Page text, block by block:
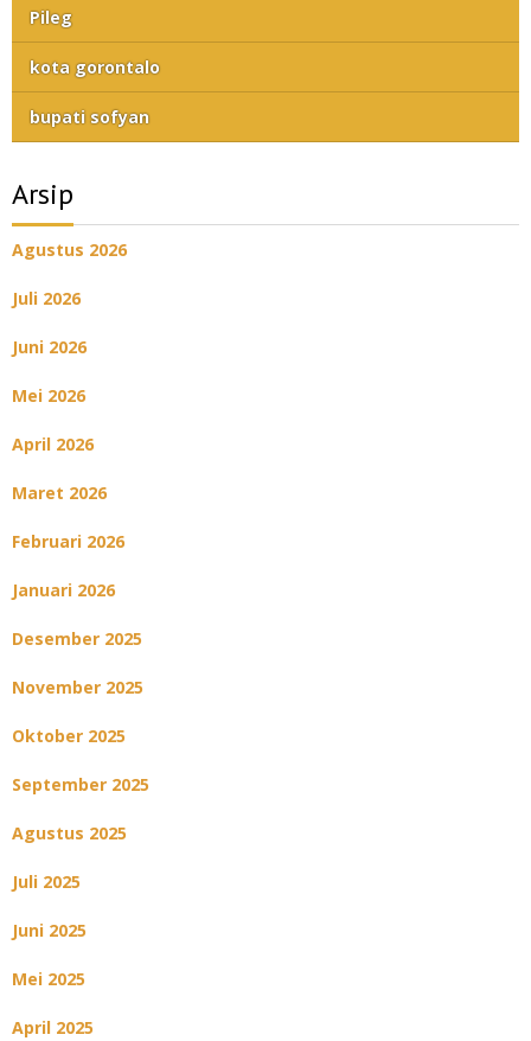
Pileg
kota gorontalo
bupati sofyan
Arsip
Agustus 2026
Juli 2026
Juni 2026
Mei 2026
April 2026
Maret 2026
Februari 2026
Januari 2026
Desember 2025
November 2025
Oktober 2025
September 2025
Agustus 2025
Juli 2025
Juni 2025
Mei 2025
April 2025